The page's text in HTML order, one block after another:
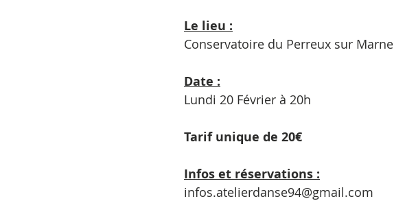
Le lieu :
Conservatoire du Perreux sur Marne
Date :
Lundi 20 Février à 20h
Tarif unique de 20€
Infos et réservations :
infos.atelierdanse94@gmail.com